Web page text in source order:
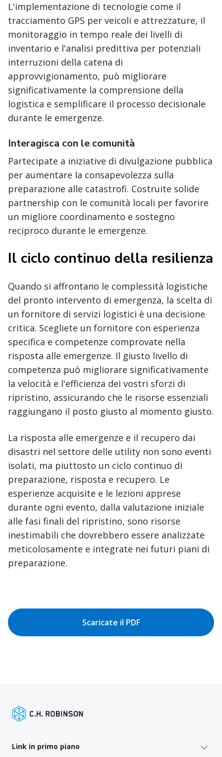
L'implementazione di tecnologie come il
tracciamento GPS per veicoli e attrezzature, il
monitoraggio in tempo reale dei livelli di
inventario e l'analisi predittiva per potenziali
interruzioni della catena di
approvvigionamento, può migliorare
significativamente la comprensione della
logistica e semplificare il processo decisionale
durante le emergenze.
Interagisca con le comunità
Partecipate a iniziative di divulgazione pubblica
per aumentare la consapevolezza sulla
preparazione alle catastrofi. Costruite solide
partnership con le comunità locali per favorire
un migliore coordinamento e sostegno
reciproco durante le emergenze.
Il ciclo continuo della resilienza
Quando si affrontano le complessità logistiche
del pronto intervento di emergenza, la scelta di
un fornitore di servizi logistici è una decisione
critica. Scegliete un fornitore con esperienza
specifica e competenze comprovate nella
risposta alle emergenze. Il giusto livello di
competenza può migliorare significativamente
la velocità e l'efficienza dei vostri sforzi di
ripristino, assicurando che le risorse essenziali
raggiungano il posto giusto al momento giusto.
La risposta alle emergenze e il recupero dai
disastri nel settore delle utility non sono eventi
isolati, ma piuttosto un ciclo continuo di
preparazione, risposta e recupero. Le
esperienze acquisite e le lezioni apprese
durante ogni evento, dalla valutazione iniziale
alle fasi finali del ripristino, sono risorse
inestimabili che dovrebbero essere analizzate
meticolosamente e integrate nei futuri piani di
preparazione.
Scaricate il PDF
Link in primo piano